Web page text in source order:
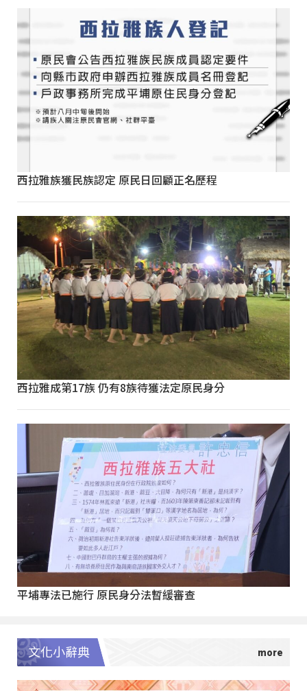
西拉雅族獲民族認定 原民日回顧正名歷程
西拉雅成第17族 仍有8族待獲法定原民身分
平埔專法已施行 原民身分法暫緩審查
文化小辭典